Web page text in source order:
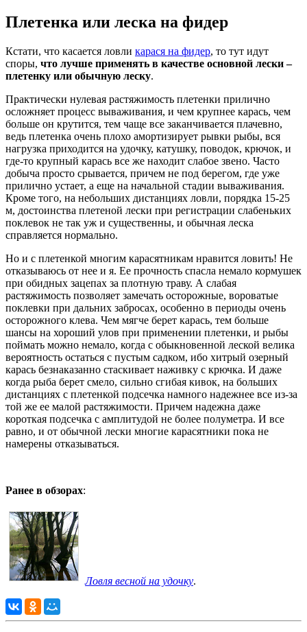
Плетенка или леска на фидер
Кстати, что касается ловли карася на фидер, то тут идут
споры, что лучше применять в качестве основной лески –
плетенку или обычную леску.
Практически нулевая растяжимость плетенки прилично
осложняет процесс вываживания, и чем крупнее карась, чем
больше он крутится, тем чаще все заканчивается плачевно,
ведь плетенка очень плохо амортизирует рывки рыбы, вся
нагрузка приходится на удочку, катушку, поводок, крючок, и
где-то крупный карась все же находит слабое звено. Часто
добыча просто срывается, причем не под берегом, где уже
прилично устает, а еще на начальной стадии вываживания.
Кроме того, на небольших дистанциях ловли, порядка 15-25
м, достоинства плетеной лески при регистрации слабеньких
поклевок не так уж и существенны, и обычная леска
справляется нормально.
Но и с плетенкой многим карасятникам нравится ловить! Не
отказываюсь от нее и я. Ее прочность спасла немало кормушек
при обидных зацепах за плотную траву. А слабая
растяжимость позволяет замечать осторожные, вороватые
поклевки при дальних забросах, особенно в периоды очень
осторожного клева. Чем мягче берет карась, тем больше
шансы на хороший улов при применении плетенки, и рыбы
поймать можно немало, когда с обыкновенной леской велика
вероятность остаться с пустым садком, ибо хитрый озерный
карась безнаказанно стаскивает наживку с крючка. И даже
когда рыба берет смело, сильно сгибая кивок, на больших
дистанциях с плетенкой подсечка намного надежнее все из-за
той же ее малой растяжимости. Причем надежна даже
короткая подсечка с амплитудой не более полуметра. И все
равно, и от обычной лески многие карасятники пока не
намерены отказываться.
Ранее в обзорах:
Ловля весной на удочку.